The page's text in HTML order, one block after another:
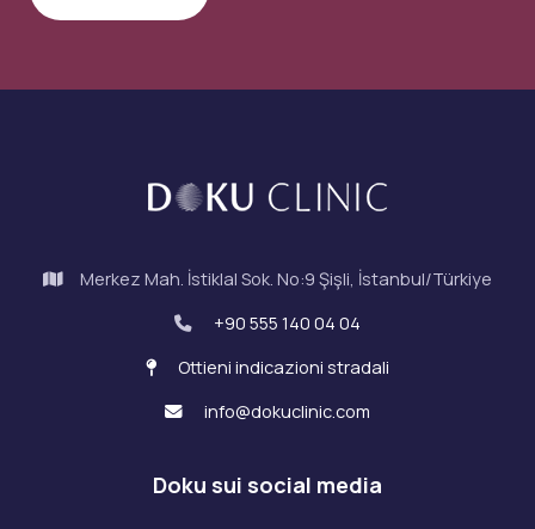
Merkez Mah. İstiklal Sok. No:9 Şişli, İstanbul/Türkiye
+90 555 140 04 04
Ottieni indicazioni stradali
info@dokuclinic.com
Doku sui social media